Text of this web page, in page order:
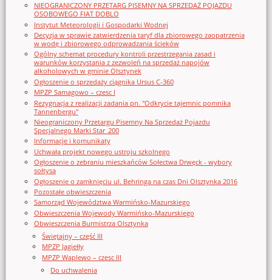
NIEOGRANICZONY PRZETARG PISEMNY NA SPRZEDAŻ POJAZDU
OSOBOWEGO FIAT DOBLO
Instytut Meteorologii i Gospodarki Wodnej
Decyzja w sprawie zatwierdzenia taryf dla zbiorowego zaopatrzenia
w wodę i zbiorowego odprowadzania ścieków
Ogólny schemat procedury kontroli przestrzegania zasad i
warunków korzystania z zezwoleń na sprzedaż napojów
alkoholowych w gminie Olsztynek
Ogłoszenie o sprzedaży ciągnika Ursus C-360
MPZP Samagowo – czesc I
Rezygnacja z realizacji zadania pn. "Odkrycie tajemnic pomnika
Tannenbergu"
Nieograniczony Przetargu Pisemny Na Sprzedaż Pojazdu
Specjalnego Marki Star_200
Informacje i komunikaty
Uchwała projekt nowego ustroju szkolnego
Ogłoszenie o zebraniu mieszkańców Sołectwa Drwęck - wybory
sołtysa
Ogłoszenie o zamknięciu ul. Behringa na czas Dni Olsztynka 2016
Pozostałe obwieszczenia
Samorząd Województwa Warmińsko-Mazurskiego
Obwieszczenia Wojewody Warmińsko-Mazurskiego
Obwieszczenia Burmistrza Olsztynka
Świętajny – część III
MPZP Jagiełły
MPZP Waplewo – czesc III
Do uchwalenia